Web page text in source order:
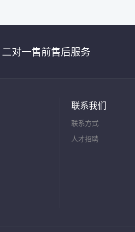
二对一售前售后服务
联系我们
联系方式
人才招聘